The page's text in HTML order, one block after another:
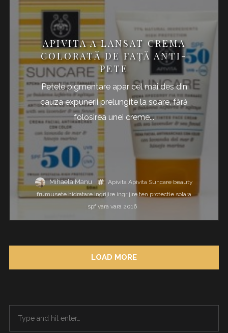
APIVITA A LANSAT CREMA
COLORATĂ DE FAȚĂ ANTI-
PETE
Petele pigmentare apar cel mai des din
cauza expunerii prelungite la soare, fără
folosirea unei creme...
Mihaela Manu Apivita Apivita Suncare beauty
frumusete hidratare ingrijire ingrijire ten protectie solara
spf vara vara 2016
LOAD MORE